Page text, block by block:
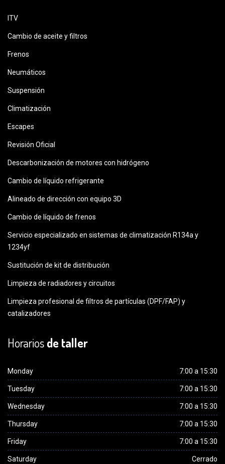
ITV
Cambio de aceite y filtros
Frenos
Neumáticos
Suspensión
Climatización
Escapes
Revisión Oficial
Descarbonización de motores con hidrógeno
Cambio de líquido refrigerante
Alineado de dirección con equipo 3D
Cambio de líquido de frenos
Servicio especializado en sistemas de climatización R134a y
1234yf
Sustitución de kit de distribución
Limpieza de radiadores y circuitos
Limpieza profesional de filtros de partículas (DPF/FAP) y
catalizadores
Horariosde taller
Monday 7:00 a 15:30
Tuesday 7:00 a 15:30
Wednesday 7:00 a 15:30
Thursday 7:00 a 15:30
Friday 7:00 a 15:30
Saturday Cerrado